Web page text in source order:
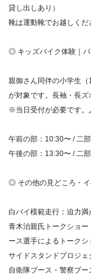
貸し出しあり）
靴は運動靴でお越しくだ
◎ キッズバイク体験｜バ
親御さん同伴の小学生
が対象です。長袖・長ズ
※当日受付が必要です。
午前の部：10:30〜 / 二
午後の部：13:30〜 / 二
◎ その他の見どころ・イ
白バイ模範走行：迫力満
青木治親氏トークショ
ース選手によるトークシ
サイドスタンドプロジェ
自衛隊ブース・警察ブー